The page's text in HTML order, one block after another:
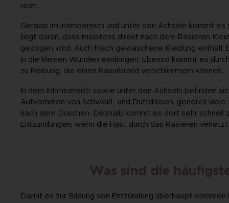
reizt.
Gerade im Intimbereich und unter den Achseln kommt es
liegt daran, dass meistens direkt nach dem Rasieren
gezogen wird. Auch frisch gewaschene Kleidung enthält
in die kleinen Wunden eindringen. Ebenso kommt es
zu Reibung, die einen Rasurbrand verschlimmern können.
In dem Intimbereich sowie unter den Achseln befinden
Aufkommen von Schweiß- und Duftdrüsen, generell
nach dem Duschen. Deshalb kommt es dort sehr schnell
Entzündungen, wenn die Haut durch das Rasieren
Was sind die
Damit es zur Bildung von Entzündung überhaupt